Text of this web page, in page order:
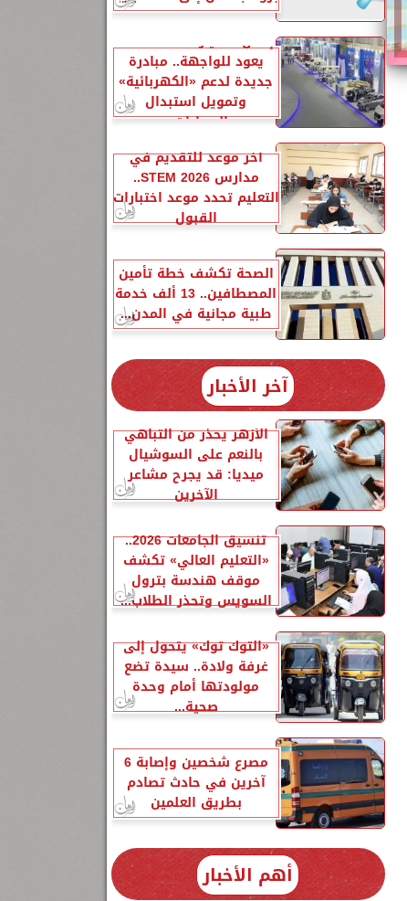
إحلال السيارات المتهالكة
يعود للواجهة.. مبادرة
جديدة لدعم «الكهربائية»
وتمويل استبدال
السيارات...
آخر موعد للتقديم في
مدارس STEM 2026..
التعليم تحدد موعد اختبارات
القبول
الصحة تكشف خطة تأمين
المصطافين.. 13 ألف خدمة
طبية مجانية في المدن...
آخر الأخبار
الأزهر يحذر من التباهي
بالنعم على السوشيال
ميديا: قد يجرح مشاعر
الآخرين
تنسيق الجامعات 2026..
«التعليم العالي» تكشف
موقف هندسة بترول
السويس وتحذر الطلاب...
«التوك توك» يتحول إلى
غرفة ولادة.. سيدة تضع
مولودتها أمام وحدة
صحية...
مصرع شخصين وإصابة 6
آخرين في حادث تصادم
بطريق العلمين
أهم الأخبار